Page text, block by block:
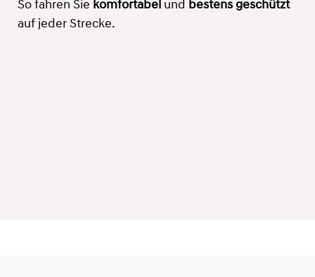
So fahren Sie komfortabel und bestens geschützt
auf jeder Strecke.